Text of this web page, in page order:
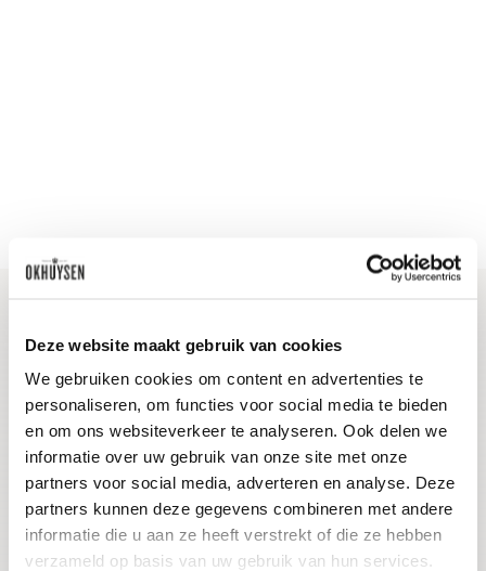
Deze website maakt gebruik van cookies
We gebruiken cookies om content en advertenties te
personaliseren, om functies voor social media te bieden
en om ons websiteverkeer te analyseren. Ook delen we
informatie over uw gebruik van onze site met onze
partners voor social media, adverteren en analyse. Deze
partners kunnen deze gegevens combineren met andere
informatie die u aan ze heeft verstrekt of die ze hebben
verzameld op basis van uw gebruik van hun services.
Blijf op de hoogte
Ontvang het laatste wijnnieuws, proeverijen en
evenementen
E-mailadres
Aanmelden